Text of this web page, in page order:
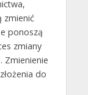
zmienić
ponoszą
zmiany
Zmienienie
do